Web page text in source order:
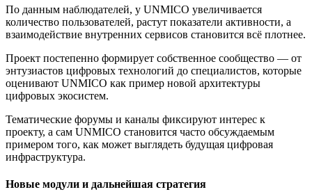
По данным наблюдателей, у UNMICO увеличивается
количество пользователей, растут показатели активности, а
взаимодействие внутренних сервисов становится всё плотнее.
Проект постепенно формирует собственное сообщество — от
энтузиастов цифровых технологий до специалистов, которые
оценивают UNMICO как пример новой архитектуры
цифровых экосистем.
Тематические форумы и каналы фиксируют интерес к
проекту, а сам UNMICO становится часто обсуждаемым
примером того, как может выглядеть будущая цифровая
инфраструктура.
Новые модули и дальнейшая стратегия